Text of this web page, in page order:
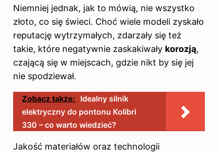
Niemniej jednak, jak to mówią, nie wszystko
złoto, co się świeci. Choć wiele modeli zyskało
reputację wytrzymałych, zdarzały się też
takie, które negatywnie zaskakiwały korozją,
czającą się w miejscach, gdzie nikt by się jej
nie spodziewał.
Zobacz także: Idealny silnik
elektryczny do pontonu Kolibri
330 – co warto wiedzieć?
Jakość materiałów oraz technologii